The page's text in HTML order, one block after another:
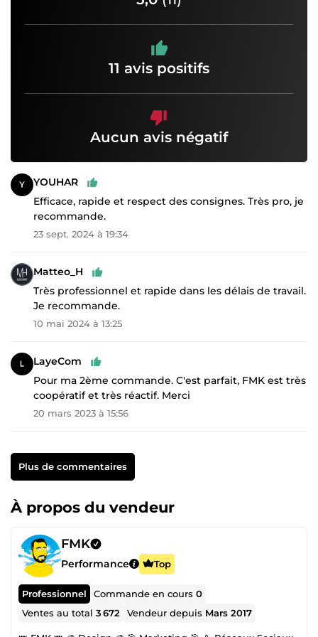
11 avis positifs
Aucun avis négatif
YOUHAR
Efficace, rapide et respect des consignes. Très pro, je
recommande.
23 sept. 2024 à 19:34
Matteo_H
Très professionnel et rapide dans les délais de travail.
Je recommande.
10 mai 2024 à 13:25
LayeCom
Pour ma 2ème commande. C'est parfait, FMK est très
coopératif et très réactif. Merci
20 mars 2023 à 15:56
Plus de commentaires
À propos du vendeur
FMK
Performance Top
Professionnel Commande en cours0
Ventes au total3 672 Vendeur depuis Mars 2017